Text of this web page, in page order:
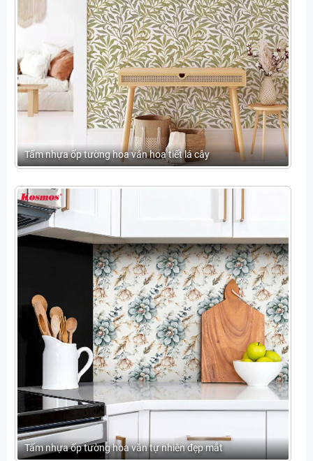
Tấm nhựa ốp tường hoa văn hoạ tiết lá cây
Tấm nhựa ốp tường hoa văn tự nhiên đẹp mắt